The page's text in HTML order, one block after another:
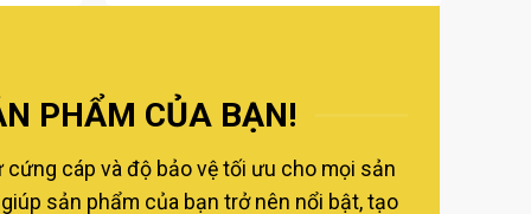
PHẨM CỦA BẠN!
cáp và độ bảo vệ tối ưu cho mọi sản
sản phẩm của bạn trở nên nổi bật, tạo